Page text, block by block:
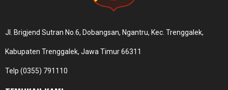
Jl. Brigjend Sutran No.6, Dobangsan, Ngantru, Kec. Trenggalek,
Kabupaten Trenggalek, Jawa Timur 66311
Telp (0355) 791110